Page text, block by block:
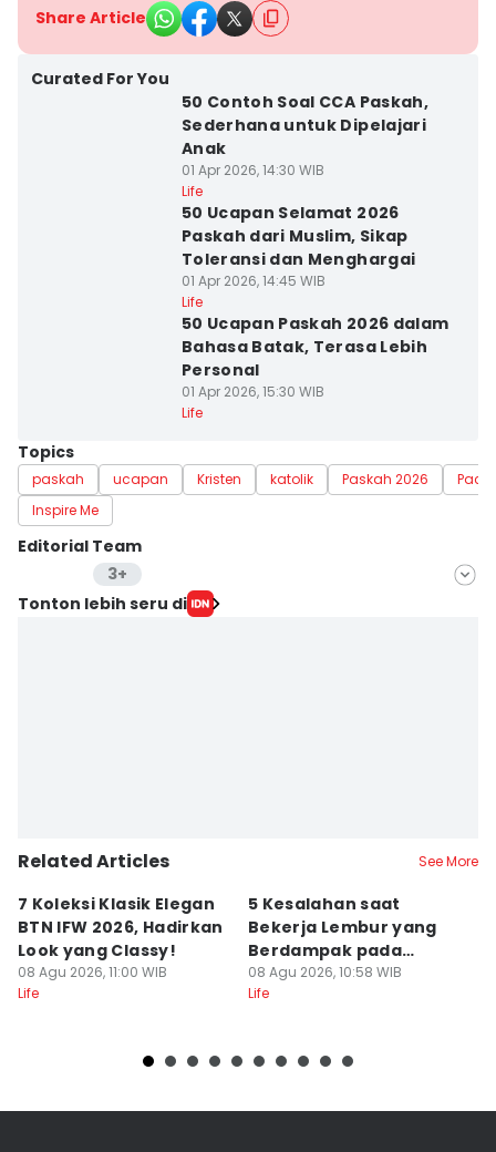
Share Article
Curated For You
50 Contoh Soal CCA Paskah,
Sederhana untuk Dipelajari
Anak
01 Apr 2026, 14:30 WIB
Life
50 Ucapan Selamat 2026
Paskah dari Muslim, Sikap
Toleransi dan Menghargai
01 Apr 2026, 14:45 WIB
Life
50 Ucapan Paskah 2026 dalam
Bahasa Batak, Terasa Lebih
Personal
01 Apr 2026, 15:30 WIB
Life
Topics
paskah ucapan Kristen katolik Paskah 2026
Pacar
Inspire Me
Editorial Team
3+
Editor
Editor
Tonton lebih seru di
Related Articles See More
7 Koleksi Klasik Elegan
BTN IFW 2026, Hadirkan
Look yang Classy!
08 Agu 2026, 11:00 WIB
Life
5 Kesalahan saat
Bekerja Lembur yang
Berdampak pada
Produktivitas
08 Agu 2026, 10:58 WIB
Life